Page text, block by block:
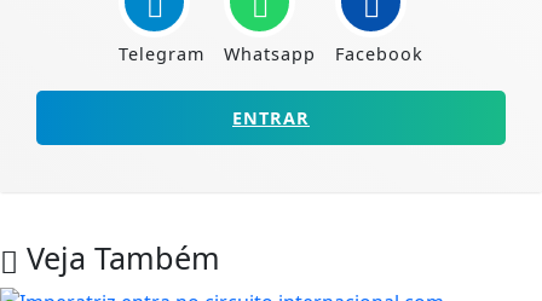
Telegram Whatsapp Facebook
ENTRAR
Veja Também